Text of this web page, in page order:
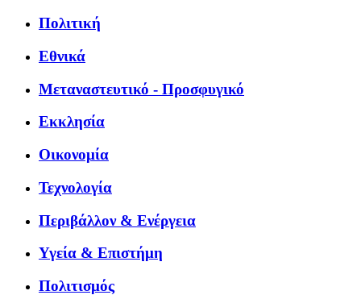
Πολιτική
Εθνικά
Μεταναστευτικό - Προσφυγικό
Εκκλησία
Οικονομία
Τεχνολογία
Περιβάλλον & Ενέργεια
Υγεία & Επιστήμη
Πολιτισμός